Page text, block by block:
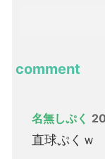
comment
名無しぷく
直球ぷくｗ